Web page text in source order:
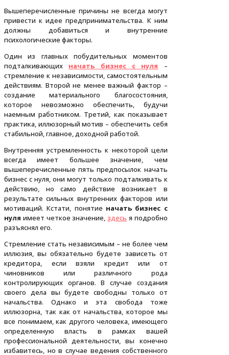
Вышеперечисленные причины не всегда могут
привести к идее предпринимательства. К ним
должны добавиться и внутренние
психологические факторы.
Один из главных побудительных моментов
подталкивающих начать бизнес с нуля –
стремление к независимости, самостоятельным
действиям. Второй не менее важный фактор –
создание материального благосостояния,
которое невозможно обеспечить, будучи
наемным работником. Третий, как показывает
практика, иллюзорный мотив – обеспечить себя
стабильной, главное, доходной работой.
Внутренняя устремленность к некоторой цели
всегда имеет большее значение, чем
вышеперечисленные пять предпосылок начать
бизнес с нуля, они могут только подталкивать к
действию, но само действие возникает в
результате сильных внутренних факторов или
мотиваций. Кстати, понятие начать бизнес с
нуля имеет четкое значение,здесь я подробно
разъяснял его.
Стремление стать независимым – не более чем
иллюзия, вы обязательно будете зависеть от
кредитора, если взяли кредит или от
чиновников или различного рода
контролирующих органов. В случае создания
своего дела вы будете свободны только от
начальства. Однако и эта свобода тоже
иллюзорна, так как от начальства, которое мы
все понимаем, как другого человека, имеющего
определенную власть в рамках вашей
профессиональной деятельности, вы конечно
избавитесь, но в случае ведения собственного